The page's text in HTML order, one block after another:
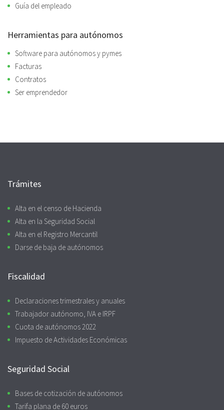
Guía del empleado
Herramientas para autónomos
Software para autónomos y pymes
Facturas
Contratos
Ser emprendedor
Trámites
Alta en el censo de Hacienda
Alta en la Seguridad Social
Alta en el Registro Mercantil
Darse de baja de autónomos
Fiscalidad
Declaraciones trimestrales y anuales
Trabajador autónomo, IVA e IRPF
Cuota de autónomos 2022
Impuesto de Actividades Económicas
Seguridad Social
Bases de cotización de autónomos
Tarifa plana de 60 euros